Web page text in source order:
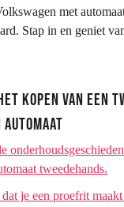
met
Stap in en geniet
Kopen van een
tweedehands.
je een proefrit